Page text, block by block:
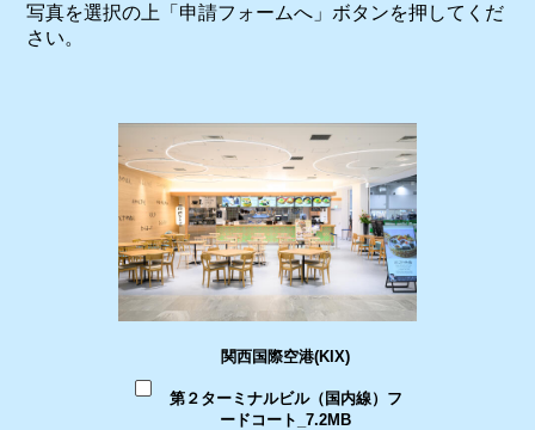
写真を選択の上「申請フォームへ」ボタンを押してくだ
さい。
関西国際空港(KIX)
第２ターミナルビル（国内線）フ
ードコート_7.2MB